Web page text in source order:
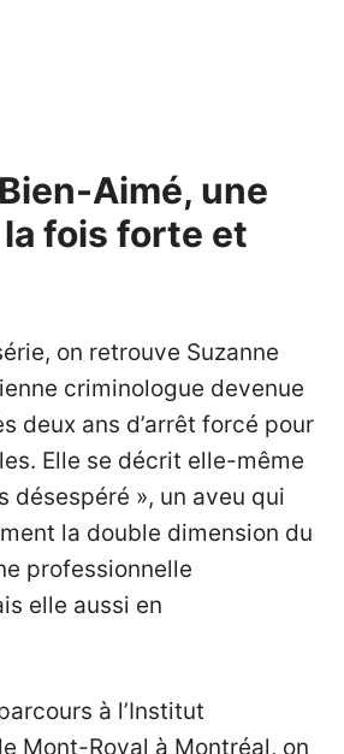
Aimé, une
fois forte et
on retrouve Suzanne
criminologue devenue
deux ans d’arrêt forcé pour
Elle se décrit elle-même
désespéré », un aveu qui
la double dimension du
professionnelle
elle aussi en
à l’Institut
Mont-Royal à Montréal, on